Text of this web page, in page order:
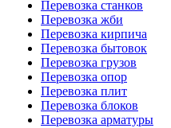
Перевозка станков
Перевозка жби
Перевозка кирпича
Перевозка бытовок
Перевозка грузов
Перевозка опор
Перевозка плит
Перевозка блоков
Перевозка арматуры